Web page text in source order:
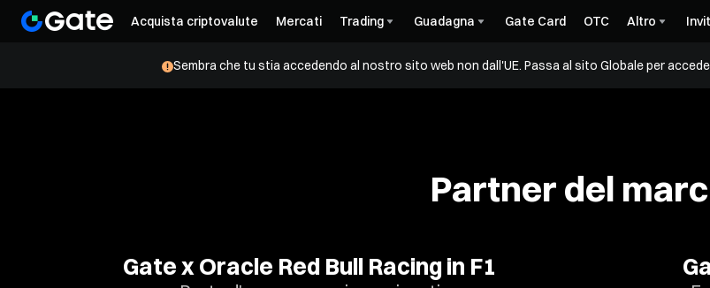
Acquista criptovalute Mercati Trading Guadagna Gate Card OTC Altro
Sembra che tu stia accedendo al nostro sito web non dall'UE. Passa al sito Globale per
Partner del
Gate x Oracle Red Bull Racing in F1